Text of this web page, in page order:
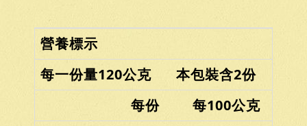
營養標示
每一份量120公克 本包裝含2份
每份 每100公克